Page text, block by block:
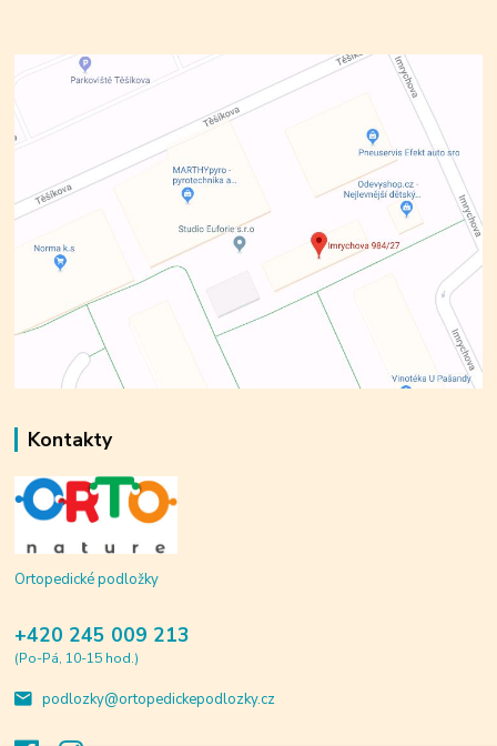
Kontakty
Ortopedické podložky
+420 245 009 213
(Po-Pá, 10-15 hod.)
podlozky@ortopedickepodlozky.cz